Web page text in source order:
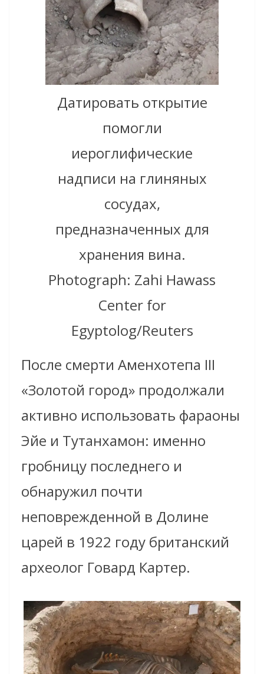
Датировать открытие
помогли
иероглифические
надписи на глиняных
сосудах,
предназначенных для
хранения вина.
Photograph: Zahi Hawass
Center for
Egyptolog/Reuters
После смерти Аменхотепа III
«Золотой город» продолжали
активно использовать фараоны
Эйе и Тутанхамон: именно
гробницу последнего и
обнаружил почти
неповрежденной в Долине
царей в 1922 году британский
археолог Говард Картер.